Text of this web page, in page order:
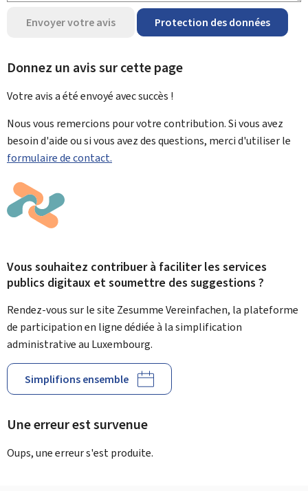
Envoyer votre avis Protection des données
Donnez un avis sur cette page
Votre avis a été envoyé avecsuccès !
Nous vous remercions pour votre contribution. Si vous avez
besoin d'aide ou si vous avez des questions, merci d'utiliser le
formulaire de contact.
Vous souhaitez contribuer à faciliter les services
publics digitaux et soumettre des suggestions ?
Rendez-vous sur le site Zesumme Vereinfachen, la plateforme
de participation en ligne dédiée à la simplification
administrative au Luxembourg.
Simplifions ensemble
Une erreur est survenue
Oups, une erreur s'est produite.